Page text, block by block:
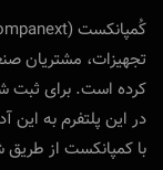
تجهیزات، مشتریان
کرده است. برای